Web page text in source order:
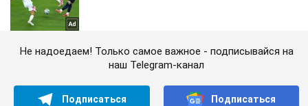
Не надоедаем! Только самое важное - подписывайся на
наш Telegram-канал
Подписаться Подписаться